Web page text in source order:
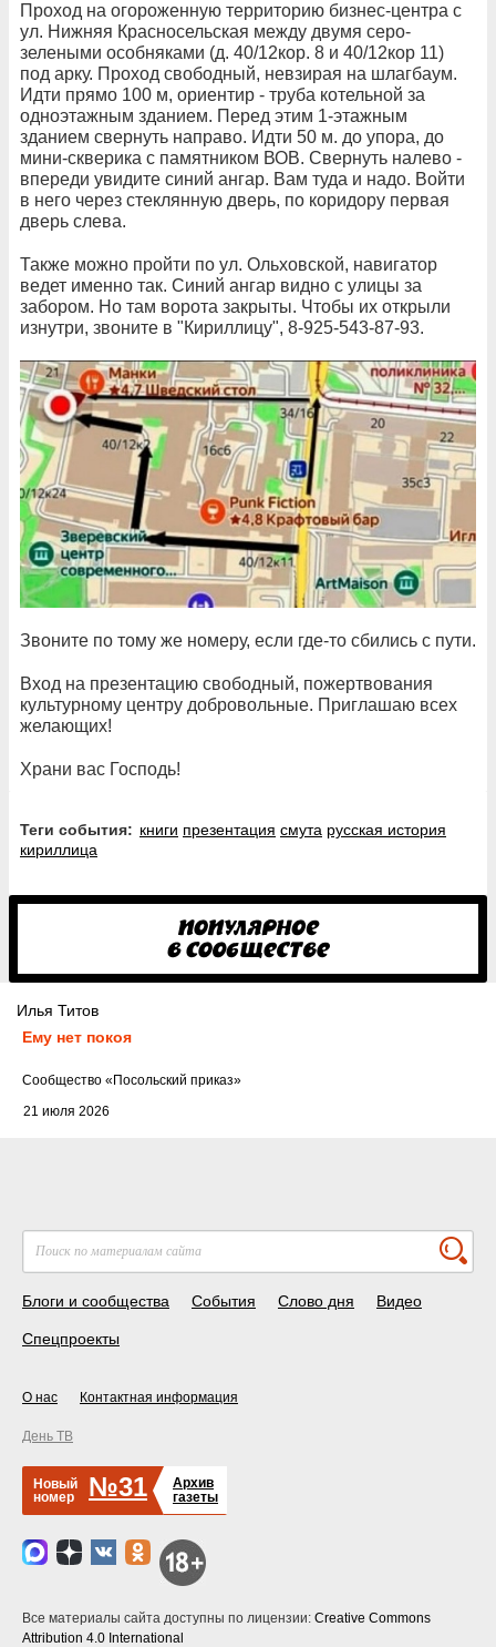
Проход на огороженную территорию бизнес-центра с
ул. Нижняя Красносельская между двумя серо-
зелеными особняками (д. 40/12кор. 8 и 40/12кор 11)
под арку. Проход свободный, невзирая на шлагбаум.
Идти прямо 100 м, ориентир - труба котельной за
одноэтажным зданием. Перед этим 1-этажным
зданием свернуть направо. Идти 50 м. до упора, до
мини-скверика с памятником ВОВ. Свернуть налево -
впереди увидите синий ангар. Вам туда и надо. Войти
в него через стеклянную дверь, по коридору первая
дверь слева.
Также можно пройти по ул. Ольховской, навигатор
ведет именно так. Синий ангар видно с улицы за
забором. Но там ворота закрыты. Чтобы их открыли
изнутри, звоните в "Кириллицу", 8-925-543-87-93.
Звоните по тому же номеру, если где-то сбились с пути.
Вход на презентацию свободный, пожертвования
культурному центру добровольные. Приглашаю всех
желающих!
Храни вас Господь!
Теги события: книги презентация смута русская история
кириллица
Илья Титов
Ему нет покоя
21 июля 2026
Cообщество «Посольский приказ»
Блоги и сообщества События Слово дня Видео
Спецпроекты
О нас Контактная информация
День ТВ
Новый
номер
№31
Архив
газеты
Все материалы сайта доступны по лицензии: Creative Commons
Attribution 4.0 International